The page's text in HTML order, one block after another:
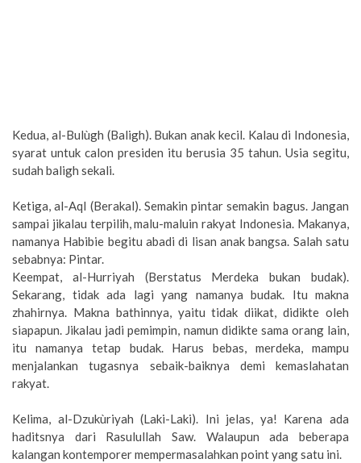
Kedua, al-Bulùgh (Baligh). Bukan anak kecil. Kalau di Indonesia,
syarat untuk calon presiden itu berusia 35 tahun. Usia segitu,
sudah baligh sekali.
Ketiga, al-Aql (Berakal). Semakin pintar semakin bagus. Jangan
sampai jikalau terpilih, malu-maluin rakyat Indonesia. Makanya,
namanya Habibie begitu abadi di lisan anak bangsa. Salah satu
sebabnya: Pintar.
Keempat, al-Hurriyah (Berstatus Merdeka bukan budak).
Sekarang, tidak ada lagi yang namanya budak. Itu makna
zhahirnya. Makna bathinnya, yaitu tidak diikat, didikte oleh
siapapun. Jikalau jadi pemimpin, namun didikte sama orang lain,
itu namanya tetap budak. Harus bebas, merdeka, mampu
menjalankan tugasnya sebaik-baiknya demi kemaslahatan
rakyat.
Kelima, al-Dzukùriyah (Laki-Laki). Ini jelas, ya! Karena ada
haditsnya dari Rasulullah Saw. Walaupun ada beberapa
kalangan kontemporer mempermasalahkan point yang satu ini.